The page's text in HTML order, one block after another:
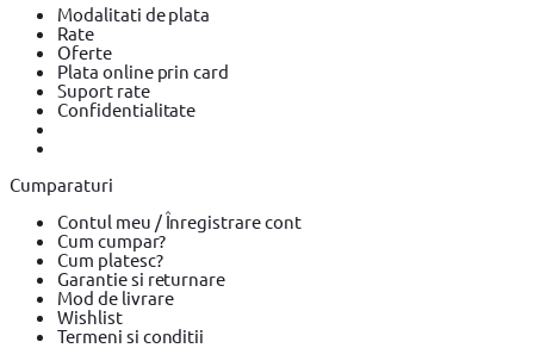
Modalitati de plata
Rate
Oferte
Plata online prin card
Suport rate
Confidentialitate
Cumparaturi
Contul meu / Înregistrare cont
Cum cumpar?
Cum platesc?
Garantie si returnare
Mod de livrare
Wishlist
Termeni si conditii